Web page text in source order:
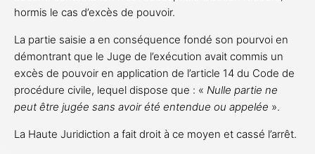
hormis le cas d’excès de pouvoir.
La partie saisie a en conséquence fondé son pourvoi en
démontrant que le Juge de l’exécution avait commis un
excès de pouvoir en application de l’article 14 du Code de
procédure civile, lequel dispose que : « Nulle partie ne
peut être jugée sans avoir été entendue ou appelée ».
La Haute Juridiction a fait droit à ce moyen et cassé l’arrêt.